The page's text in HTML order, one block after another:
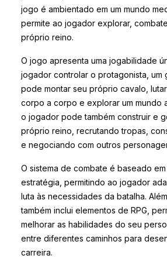
jogo é ambientado em um mundo
permite ao jogador explorar,
próprio reino.
O jogo apresenta uma jogabilidade
jogador controlar o protagonista, um
pode montar seu próprio cavalo,
corpo a corpo e explorar um mundo
o jogador pode também construir e
próprio reino, recrutando tropas,
e negociando com outros
O sistema de combate é baseado
estratégia, permitindo ao jogador
luta às necessidades da batalha.
também inclui elementos de RPG,
melhorar as habilidades do seu
entre diferentes caminhos para
carreira.